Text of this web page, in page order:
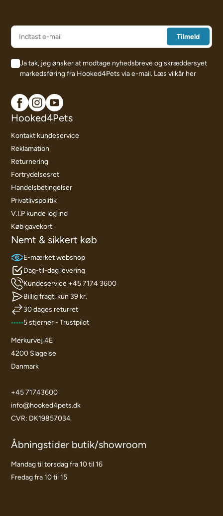
Ja tak, jeg ønsker at modtage nyhedsbreve og skræddersyet
markedsføring fra Hooked4Pets via e-mail. Læs vilkår her
Hooked4Pets
Kontakt kundeservice
Reklamation
Returnering
Fortrydelsesret
Handelsbetingelser
Privatlivspolitik
V.I.P kunde log ind
Køb gavekort
Nemt & sikkert køb
E-mærket webshop
Dag-til-dag levering
Kundeservice +45 7174 3600
Billig fragt, kun 39 kr.
30 dages returret
5 stjerner - Trustpilot
Merkurvej 4E
4200 Slagelse
Danmark
+45 71743600
info@hooked4pets.dk
CVR: DK19857034
Åbningstider butik/showroom
Mandag til torsdag fra 10 til 16
Fredag fra 10 til 15